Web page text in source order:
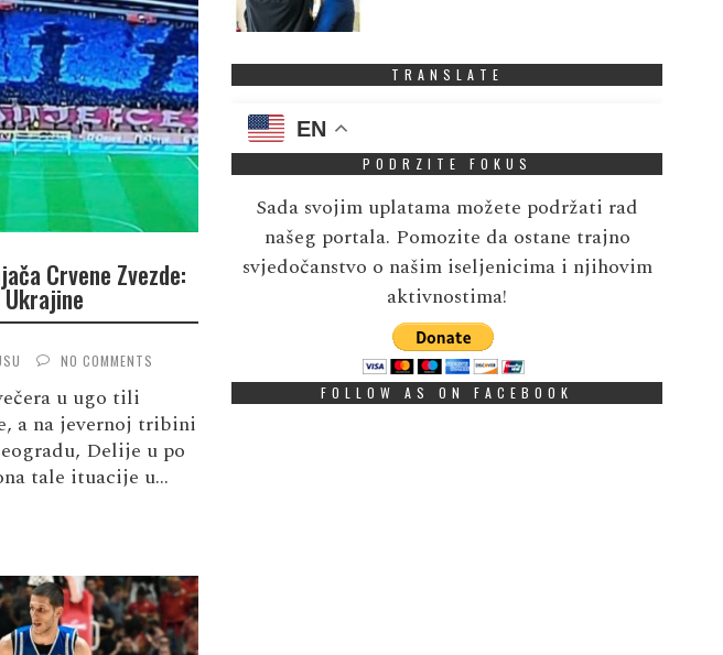
Crvene Zvezde:
NO COMMENTS
u ugo tili
a na jevernoj tribini
Delije u po
tale ituacije u...
TRANSLATE
EN
PODRZITE FOKUS
Sada svojim uplatama možete podržati rad
našeg portala. Pomozite da ostane trajno
svjedočanstvo o našim iseljenicima i njihovim
aktivnostima!
FOLLOW AS ON FACEBOOK